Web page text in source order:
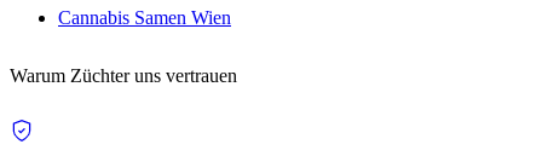
Cannabis Samen Wien
Warum Züchter uns vertrauen